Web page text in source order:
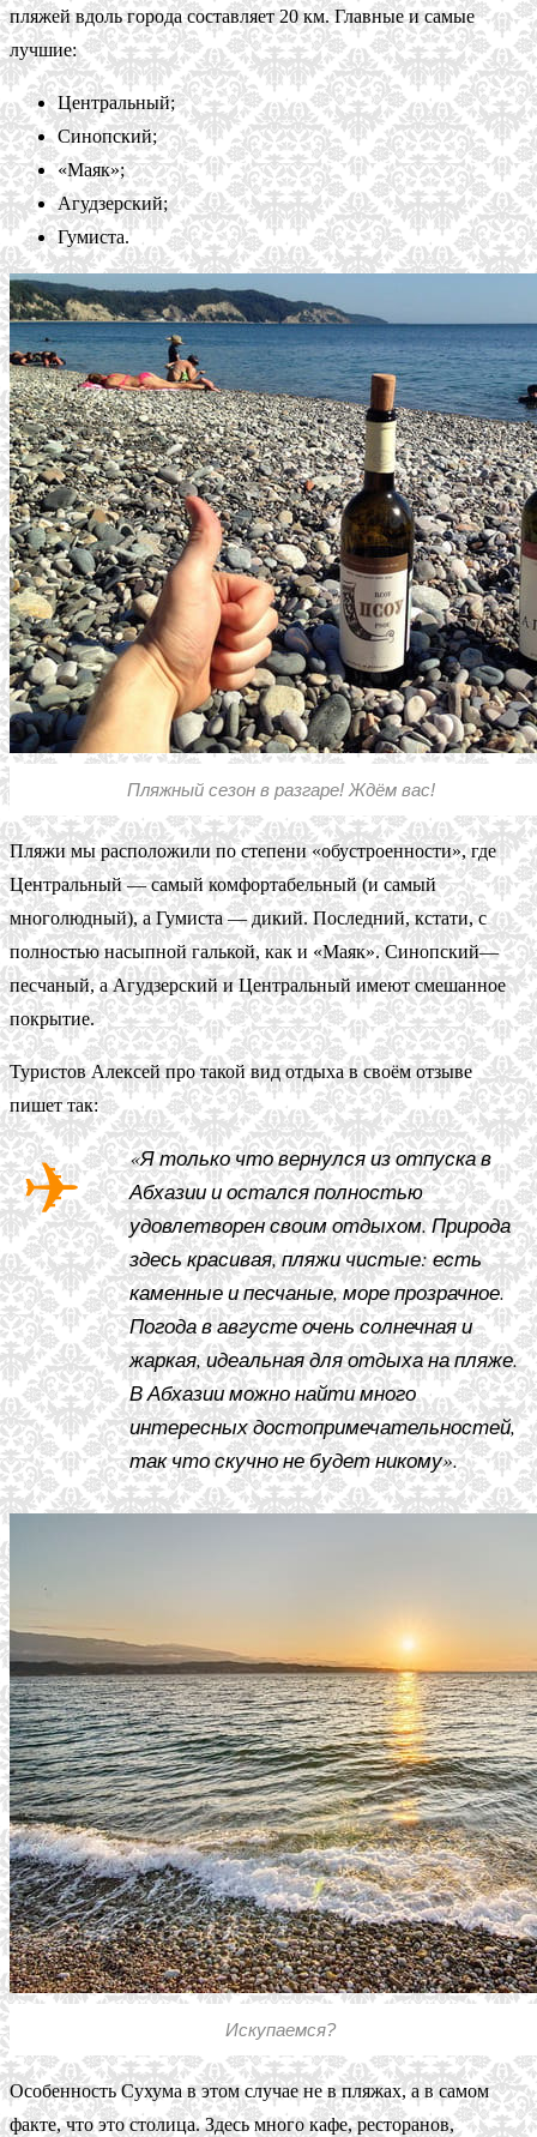
пляжей вдоль города составляет 20 км. Главные и самые
лучшие:
Центральный;
Синопский;
«Маяк»;
Агудзерский;
Гумиста.
Пляжный сезон в разгаре! Ждём вас!
Пляжи мы расположили по степени «обустроенности», где
Центральный — самый комфортабельный (и самый
многолюдный), а Гумиста — дикий. Последний, кстати, с
полностью насыпной галькой, как и «Маяк». Синопский—
песчаный, а Агудзерский и Центральный имеют смешанное
покрытие.
Туристов Алексей про такой вид отдыха в своём отзыве
пишет так:
«Я только что вернулся из отпуска в
Абхазии и остался полностью
удовлетворен своим отдыхом. Природа
здесь красивая, пляжи чистые: есть
каменные и песчаные, море прозрачное.
Погода в августе очень солнечная и
жаркая, идеальная для отдыха на пляже.
В Абхазии можно найти много
интересных достопримечательностей,
так что скучно не будет никому».
Искупаемся?
Особенность Сухума в этом случае не в пляжах, а в самом
факте, что это столица. Здесь много кафе, ресторанов,